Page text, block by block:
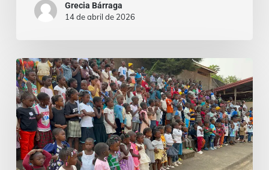
Grecia Bárraga
14 de abril de 2026
Epifanía
en
Yaoundé:
cuando
la
alegría